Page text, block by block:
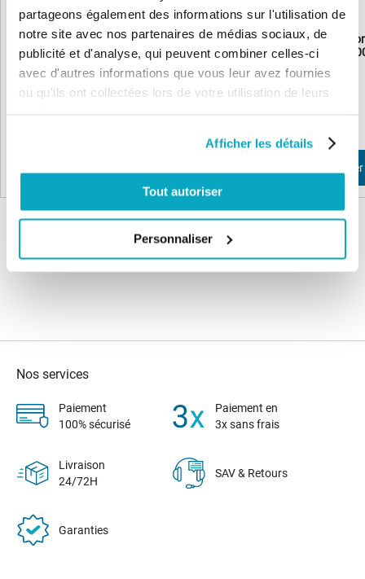
partageons également des informations sur l'utilisation de
notre site avec nos partenaires de médias sociaux, de
publicité et d'analyse, qui peuvent combiner celles-ci
avec d'autres informations que vous leur avez fournies
ou qu'ils ont collectées lors de votre utilisation de leurs
Afficher les détails
Tout autoriser
Personnaliser
Crémaillère 1 mètre nylon | Fixation
INFÉRIEURE portail 800 kg | Noir
19,27 €
Crémaillère 1 mètre
SUPERIEURE portail
21,07 €
Ajouter au panier
Nos services
Paiement
100% sécurisé
Paiement en
3x sans frais
Livraison
24/72H
SAV & Retours
Garanties